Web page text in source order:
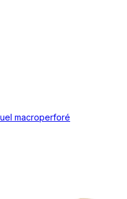
macroperforé